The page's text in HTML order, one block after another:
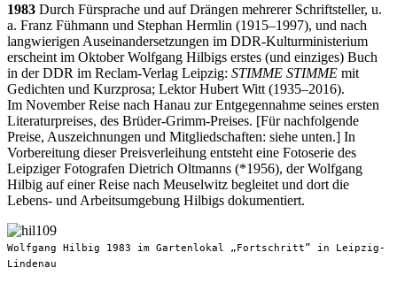
1983 Durch Fürsprache und auf Drängen mehrerer Schriftsteller, u.
a. Franz Fühmann und Stephan Hermlin (1915–1997), und nach
langwierigen Auseinandersetzungen im DDR-Kulturministerium
erscheint im Oktober Wolfgang Hilbigs erstes (und einziges) Buch
in der DDR im Reclam-Verlag Leipzig: STIMME STIMME mit
Gedichten und Kurzprosa; Lektor Hubert Witt (1935–2016).
Im November Reise nach Hanau zur Entgegennahme seines ersten
Literaturpreises, des Brüder-Grimm-Preises. [Für nachfolgende
Preise, Auszeichnungen und Mitgliedschaften: siehe unten.] In
Vorbereitung dieser Preisverleihung entsteht eine Fotoserie des
Leipziger Fotografen Dietrich Oltmanns (*1956), der Wolfgang
Hilbig auf einer Reise nach Meuselwitz begleitet und dort die
Lebens- und Arbeitsumgebung Hilbigs dokumentiert.
Wolfgang Hilbig 1983 im Gartenlokal „Fortschritt” in Leipzig-
Lindenau